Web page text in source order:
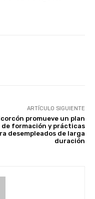
ARTÍCULO SIGUIENTE
promueve un plan
de formación y prácticas
desempleados de larga
duración